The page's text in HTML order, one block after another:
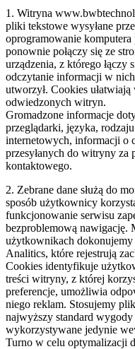
1. Witryna
pliki tekstowe wysyłane
oprogramowanie
ponownie połączy się ze
urządzenia, z którego łączy
odczytanie informacji w
utworzył. Cookies
odwiedzonych witryn.
Gromadzone informacje
przeglądarki, języka,
internetowych, informacji o
przesyłanych do witryny za
kontaktowego.
2. Zebrane dane służą do
sposób użytkownicy
funkcjonowanie serwisu
bezproblemową
użytkownikach dokonujemy
Analitics, które rejestrują
Cookies identyfikuje
treści witryny, z której
preferencje, umożliwia
niego reklam. Stosujemy
najwyższy standard wygody
wykorzystywane jedynie
Turno w celu optymalizacji